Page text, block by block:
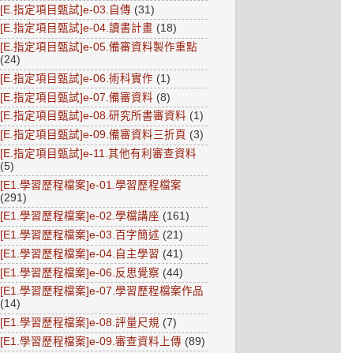
[E.指定項目甄試]e-03.自傳 (31)
[E.指定項目甄試]e-04.讀書計畫 (18)
[E.指定項目甄試]e-05.備審資料製作重點
(24)
[E.指定項目甄試]e-06.術科實作 (1)
[E.指定項目甄試]e-07.備審資料 (8)
[E.指定項目甄試]e-08.研究所書審資料 (1)
[E.指定項目甄試]e-09.備審資料三折頁 (3)
[E.指定項目甄試]e-11.其他有利審查資料
(5)
[E1.學習歷程檔案]e-01.學習歷程檔案
(291)
[E1.學習歷程檔案]e-02.學檔講座 (161)
[E1.學習歷程檔案]e-03.百字簡述 (21)
[E1.學習歷程檔案]e-04.自主學習 (41)
[E1.學習歷程檔案]e-06.反思覺察 (44)
[E1.學習歷程檔案]e-07.學習歷程檔案作品
(14)
[E1.學習歷程檔案]e-08.評量尺規 (7)
[E1.學習歷程檔案]e-09.審查資料上傳 (89)